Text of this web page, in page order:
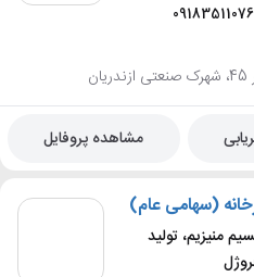
09183511076
مشاهده پروفایل
(سهامی عام)
منیزیم، تولید